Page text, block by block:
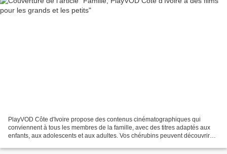
PlayVOD Côte d'Ivoire propose des contenus cinématographiques qui
conviennent à tous les membres de la famille, avec des titres adaptés aux
enfants, aux adolescents et aux adultes. Vos chérubins peuvent découvrir